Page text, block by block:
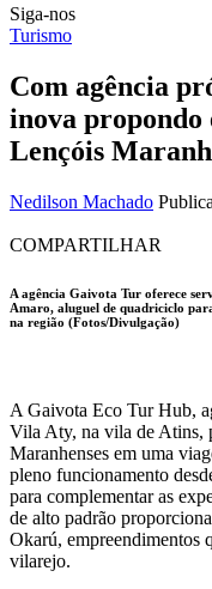
Siga-nos
Turismo
Com agência
inova propondo
Lençóis
Nedilson Machado
COMPARTILHAR
A agência Gaivota Tur oferece
Amaro, aluguel de quadriciclo
na região (Fotos/Divulgação)
A Gaivota Eco Tur Hub,
Vila Aty, na vila de Atins,
Maranhenses em uma
pleno funcionamento
para complementar as
de alto padrão
Okarú, empreendimentos
vilarejo.